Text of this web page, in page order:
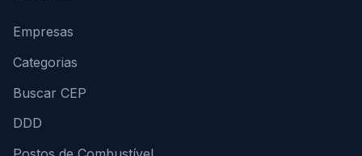
Empresas
Categorias
Buscar CEP
DDD